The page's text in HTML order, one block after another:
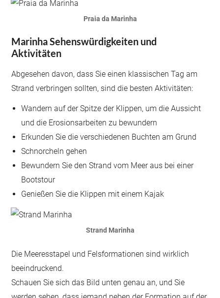
Praia da Marinha
Marinha Sehenswürdigkeiten und
Aktivitäten
Abgesehen davon, dass Sie einen klassischen Tag am
Strand verbringen sollten, sind die besten Aktivitäten:
Wandern auf der Spitze der Klippen, um die Aussicht
und die Erosionsarbeiten zu bewundern
Erkunden Sie die verschiedenen Buchten am Grund
Schnorcheln gehen
Bewundern Sie den Strand vom Meer aus bei einer
Bootstour
Genießen Sie die Klippen mit einem Kajak
Strand Marinha
Die Meeresstapel und Felsformationen sind wirklich
beeindruckend.
Schauen Sie sich das Bild unten genau an, und Sie